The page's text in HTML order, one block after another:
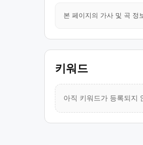
본 페이지의 가사 및 곡 정
키워드
아직 키워드가 등록되지